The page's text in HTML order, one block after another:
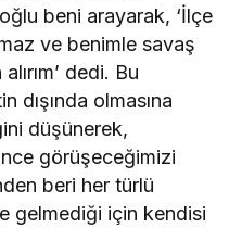
beni arayarak, ‘İlçe
ve benimle savaş
dedi. Bu
dışında olmasına
düşünerek,
görüşeceğimizi
beri her türlü
gelmediği için kendisi